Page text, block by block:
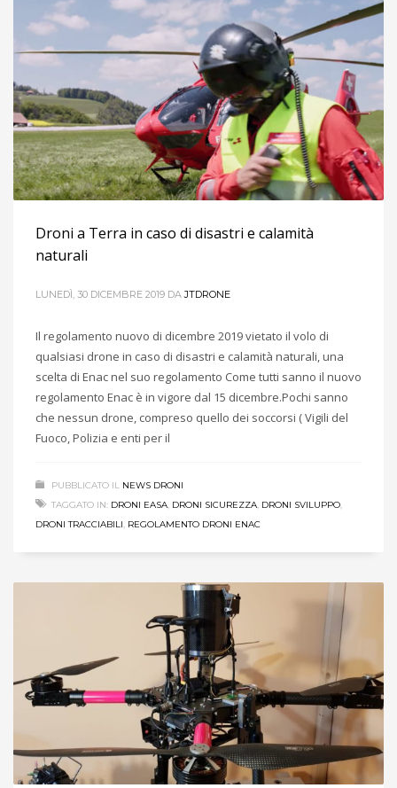
Droni a Terra in caso di disastri e calamità
naturali
LUNEDÌ, 30 DICEMBRE 2019 DAJTDRONE
Il regolamento nuovo di dicembre 2019 vietato il volo di
qualsiasi drone in caso di disastri e calamità naturali, una
scelta di Enac nel suo regolamento Come tutti sanno il nuovo
regolamento Enac è in vigore dal 15 dicembre.Pochi sanno
che nessun drone, compreso quello dei soccorsi ( Vigili del
Fuoco, Polizia e enti per il
PUBBLICATO IL
NEWS DRONI
TAGGATO IN: DRONI EASA DRONI SICUREZZA DRONI SVILUPPO
DRONI TRACCIABILI REGOLAMENTO DRONI ENAC